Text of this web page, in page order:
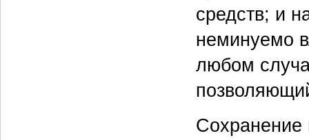
средств; и
неминуемо
любом
Сохранение